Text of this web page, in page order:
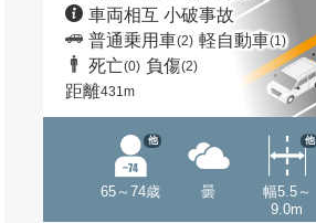
車両相互 小破事故
普通乗用車(2) 軽自動車(1)
死亡(0) 負傷(2)
距離431m
65～74歳
他
曇
幅5.5～
9.0m
他